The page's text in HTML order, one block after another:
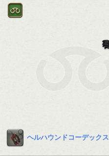
ヘルハウンドコーデックス